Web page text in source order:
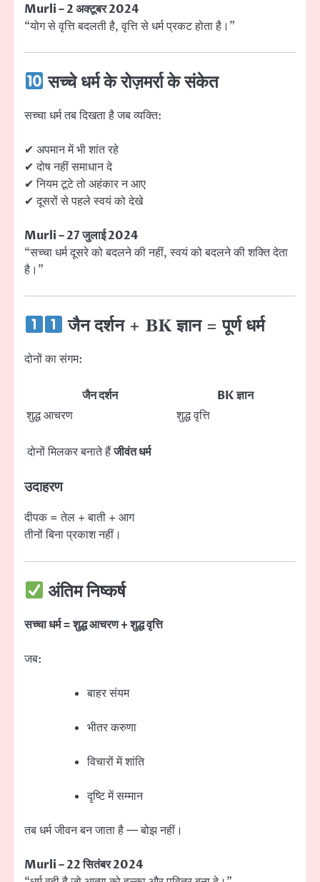
Murli – 2 अक्टूबर 2024
“योग से वृत्ति बदलती है, वृत्ति से धर्म प्रकट होता है।”
सच्चे धर्म के रोज़मर्रा के संकेत
सच्चा धर्म तब दिखता है जब व्यक्ति:
✔ अपमान में भी शांत रहे
✔ दोष नहीं समाधान दे
✔ नियम टूटे तो अहंकार न आए
✔ दूसरों से पहले स्वयं को देखे
Murli – 27 जुलाई 2024
“सच्चा धर्म दूसरे को बदलने की नहीं, स्वयं को बदलने की शक्ति देता
है।”
जैन दर्शन + BK ज्ञान = पूर्ण धर्म
दोनों का संगम:
जैन दर्शन
BK ज्ञान
शुद्ध आचरण
शुद्ध वृत्ति
दोनों मिलकर बनाते हैंजीवंत धर्म
उदाहरण
दीपक = तेल + बाती + आग
तीनों बिना प्रकाश नहीं।
अंतिम निष्कर्ष
सच्चा धर्म = शुद्ध आचरण + शुद्ध वृत्ति
जब:
बाहर संयम
भीतर करुणा
विचारों में शांति
दृष्टि में सम्मान
तब धर्म जीवन बन जाता है — बोझ नहीं।
Murli – 22 सितंबर 2024